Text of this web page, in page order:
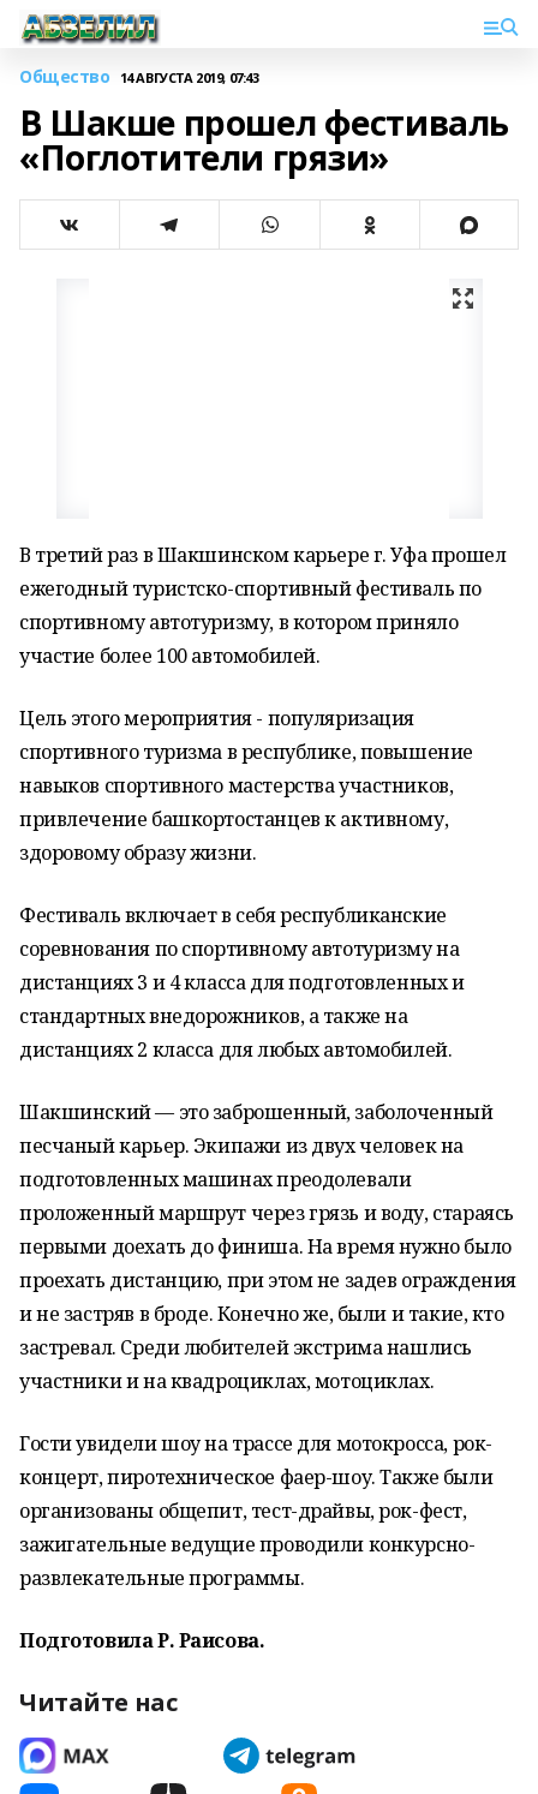
Общество 14 АВГУСТА 2019, 07:43
В Шакше прошел фестиваль
«Поглотители грязи»
В третий раз в Шакшинском карьере г. Уфа прошел
ежегодный туристско-спортивный фестиваль по
спортивному автотуризму, в котором приняло
участие более 100 автомобилей.
Цель этого мероприятия - популяризация
спортивного туризма в республике, повышение
навыков спортивного мастерства участников,
привлечение башкортостанцев к активному,
здоровому образу жизни.
Фестиваль включает в себя республиканские
соревнования по спортивному автотуризму на
дистанциях 3 и 4 класса для подготовленных и
стандартных внедорожников, а также на
дистанциях 2 класса для любых автомобилей.
Шакшинский — это заброшенный, заболоченный
песчаный карьер. Экипажи из двух человек на
подготовленных машинах преодолевали
проложенный маршрут через грязь и воду, стараясь
первыми доехать до финиша. На время нужно было
проехать дистанцию, при этом не задев ограждения
и не застряв в броде. Конечно же, были и такие, кто
застревал. Среди любителей экстрима нашлись
участники и на квадроциклах, мотоциклах.
Гости увидели шоу на трассе для мотокросса, рок-
концерт, пиротехническое фаер-шоу. Также были
организованы общепит, тест-драйвы, рок-фест,
зажигательные ведущие проводили конкурсно-
развлекательные программы.
Подготовила Р. Раисова.
Читайте нас